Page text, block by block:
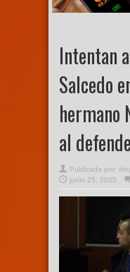
Intentan
Salcedo
hermano
al
Publicado por:
junio 25, 2025